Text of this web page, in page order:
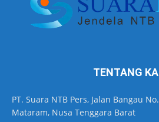
TENTANG
PT. Suara NTB Pers, Jalan Bangau
Mataram, Nusa Tenggara Barat